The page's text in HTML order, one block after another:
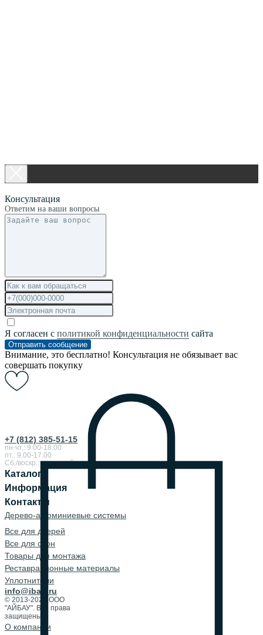
+7 (812) 385-51-15
пн-чт.: 9:00-18:00
пт.: 9.00-17.00
Сб./воскр.: выходной
Каталог
Информация
Контакты
Дерево-алюминиевые системы
Все для дверей
Все для окон
Товары для монтажа
Реставрационные материалы
Уплотнители
info@ibau.ru
© 2013-2026 ООО
"АЙБАУ". Все права
защищены.
О компании
Консультация
Ответим на ваши вопросы
Я согласен с политикой конфиденциальности сайта
Отправить сообщение
Внимание, это бесплатно! Консультация не обязывает вас
совершать покупку